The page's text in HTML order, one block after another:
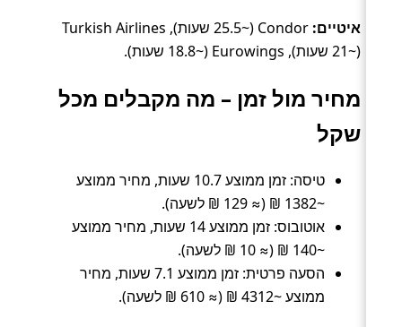
איטיים:
Condor (~25.5 שעות), Turkish Airlines
(~21 שעות), Eurowings (~18.8 שעות).
מחיר מול זמן – מה מקבלים מכל
שקל
טיסה: זמן ממוצע 10.7 שעות, מחיר ממוצע
~1382 ₪ (≈ 129 ₪ לשעה).
אוטובוס: זמן ממוצע 14 שעות, מחיר ממוצע
~140 ₪ (≈ 10 ₪ לשעה).
הסעה פרטית: זמן ממוצע 7.1 שעות, מחיר
ממוצע ~4312 ₪ (≈ 610 ₪ לשעה).